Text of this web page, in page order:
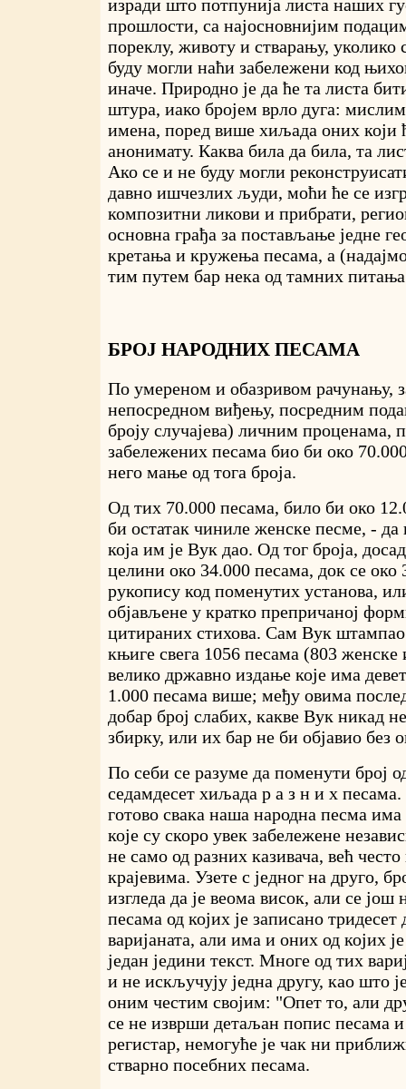
изради што потпунија листа наших
прошлости, са најосновнијим
пореклу, животу и стварању, уколико
буду могли наћи забележени код
иначе. Природно је да ће та листа
штура, иако бројем врло дуга:
имена, поред више хиљада оних који
анонимату. Каква била да била, та
Ако се и не буду могли
давно ишчезлих људи, моћи ће се
композитни ликови и прибрати,
основна грађа за постављање једне
кретања и кружења песама, а
тим путем бар нека од тамних
БРОЈ НАРОДНИХ ПЕСАМА
По умереном и обазривом рачунању,
непосредном виђењу, посредним
броју случајева) личним проценама,
забележених песама био би око
него мање од тога броја.
Од тих 70.000 песама, било би око
би остатак чиниле женске песме, -
која им је Вук дао. Од тог броја,
целини око 34.000 песама, док се око
рукопису код поменутих установа,
објављене у кратко препричаној
цитираних стихова. Сам Вук штампао
књиге свега 1056 песама (803 женске
велико државно издање које има
1.000 песама више; међу овима
добар број слабих, какве Вук никад
збирку, или их бар не би објавио без
По себи се разуме да поменути број
седамдесет хиљада р а з н и х песама.
готово свака наша народна песма има
које су скоро увек забележене
не само од разних казивача, већ
крајевима. Узете с једног на друго,
изгледа да је веома висок, али се још
песама од којих је записано тридесет
варијаната, али има и оних од којих
један једини текст. Многе од тих
и не искључују једна другу, као што
оним честим својим: "Опет то, али
се не изврши детаљан попис песама
регистар, немогуће је чак ни
стварно посебних песама.